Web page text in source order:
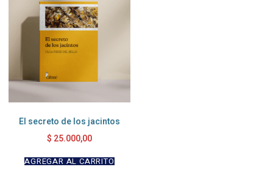
El secreto de los jacintos
$ 25.000,00
AGREGAR AL CARRITO